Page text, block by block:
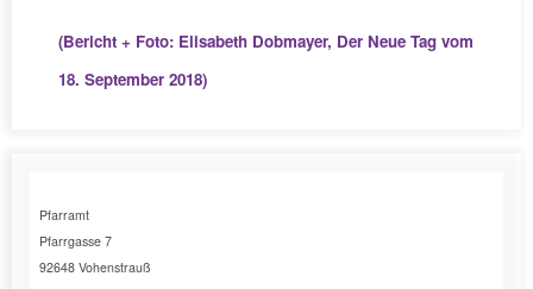
(Bericht + Foto: Elisabeth Dobmayer, Der Neue Tag vom
18. September 2018)
Pfarramt
Pfarrgasse 7
92648 Vohenstrauß